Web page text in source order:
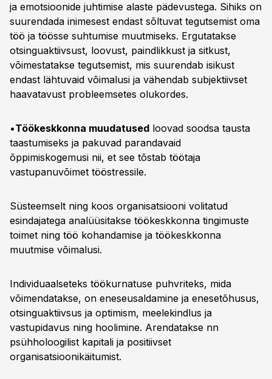
ja emotsioonide juhtimise alaste pädevustega. Sihiks on
suurendada inimesest endast sõltuvat tegutsemist oma
töö ja töösse suhtumise muutmiseks. Ergutatakse
otsinguaktiivsust, loovust, paindlikkust ja sitkust,
võimestatakse tegutsemist, mis suurendab isikust
endast lähtuvaid võimalusi ja vähendab subjektiivset
haavatavust probleemsetes olukordes.
•Töökeskkonna muudatused loovad soodsa tausta
taastumiseks ja pakuvad parandavaid
õppimiskogemusi nii, et see tõstab töötaja
vastupanuvõimet tööstressile.
Süsteemselt ning koos organisatsiooni volitatud
esindajatega analüüsitakse töökeskkonna tingimuste
toimet ning töö kohandamise ja töökeskkonna
muutmise võimalusi.
Individuaalseteks töökurnatuse puhvriteks, mida
võimendatakse, on eneseusaldamine ja enesetõhusus,
otsinguaktiivsus ja optimism, meelekindlus ja
vastupidavus ning hoolimine. Arendatakse nn
psühholoogilist kapitali ja positiivset
organisatsioonikäitumist.